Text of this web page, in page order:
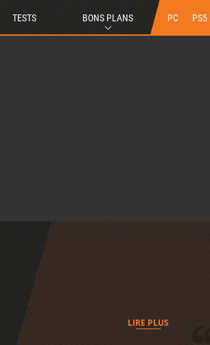
TESTS BONS PLANS PC PS5
LIRE PLUS